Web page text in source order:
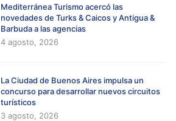
Mediterránea Turismo acercó las
novedades de Turks & Caicos y Antigua &
Barbuda a las agencias
4 agosto, 2026
La Ciudad de Buenos Aires impulsa un
concurso para desarrollar nuevos circuitos
turísticos
3 agosto, 2026